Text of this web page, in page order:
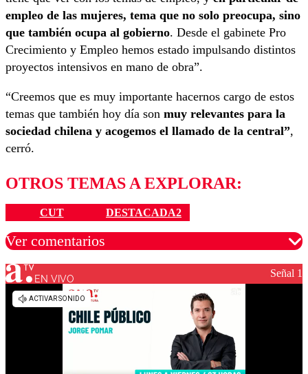
empleo de las mujeres, tema que no solo preocupa, sino
que también ocupa al gobierno. Desde el gabinete Pro
Crecimiento y Empleo hemos estado impulsando distintos
proyectos intensivos en mano de obra”.
“Creemos que es muy importante hacernos cargo de estos
temas que también hoy día son muy relevantes para la
sociedad chilena y acogemos el llamado de la central”,
cerró.
OTROS TEMAS A EXPLORAR:
CUT DESTACADA2
Ver comentarios
Los comentarios son moderados para garantizar un
diálogo respetuoso.
EN VIVO Señal 1